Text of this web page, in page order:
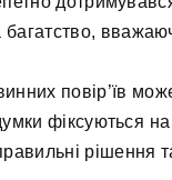
багатство,
повір’їв
фіксуються на
рішення